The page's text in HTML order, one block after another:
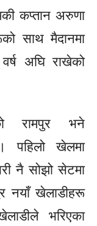
कप्तान अरुणा
साथ मैदानमा
वर्ष अघि राखेको
रामपुर भने
। पहिलो खेलमा
नै सोझो सेटमा
नयाँखेलाडीहरू
भरिएका